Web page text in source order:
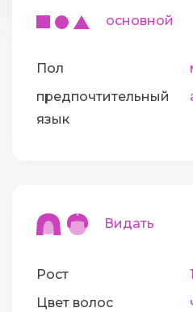
основной
Пол
предпочтительный
язык
Видать
Рост
Цвет волос